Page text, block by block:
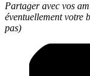
Partager avec vos
éventuellement votre
pas)